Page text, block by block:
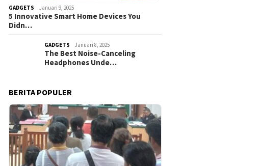
GADGETS Januari 9, 2025
5 Innovative Smart Home Devices You
Didn…
GADGETS Januari 8, 2025
The Best Noise-Canceling
Headphones Unde…
BERITA POPULER